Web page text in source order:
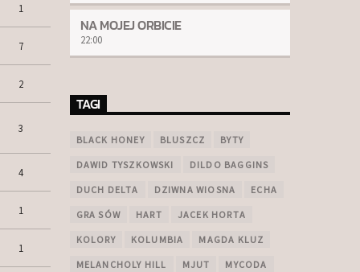
1
7
2
3
4
1
1
NA MOJEJ ORBICIE
22:00
TAGI
BLACK HONEY BLUSZCZ BYTY
DAWID TYSZKOWSKI DILDO BAGGINS
DUCH DELTA DZIWNA WIOSNA ECHA
GRA SÓW HART JACEK HORTA
KOLORY KOLUMBIA MAGDA KLUZ
MELANCHOLY HILL MJUT MYCODA